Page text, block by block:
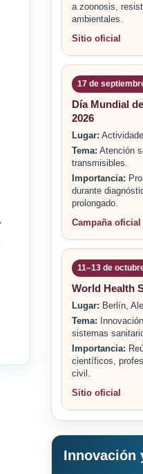
a zoonosis,
ambientales.
Sitio oficial
17 de
Día Mundial
2026
Lugar:
Tema: Atención
transmisibles.
Importancia:
durante
prolongado.
Campaña oficial
11–13 de
World Health
Lugar: Berlín,
Tema:
sistemas
Importancia:
científicos,
civil.
Sitio oficial
Innovación